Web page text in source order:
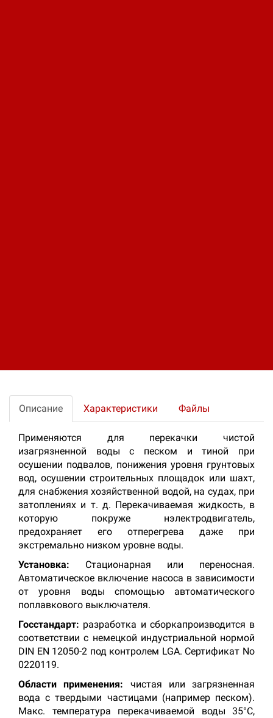
Описание Характеристики Файлы
Применяются для перекачки чистой
изагрязненной воды с песком и тиной при
осушении подвалов, понижения уровня грунтовых
вод, осушении строительных площадок или шахт,
для снабжения хозяйственной водой, на судах, при
затоплениях и т. д. Перекачиваемая жидкость, в
которую покруже нэлектродвигатель,
предохраняет его отперегрева даже при
экстремально низком уровне воды.
Установка: Стационарная или переносная.
Автоматическое включение насоса в зависимости
от уровня воды спомощью автоматического
поплавкового выключателя.
Госстандарт: разработка и сборкапроизводится в
соответствии с немецкой индустриальной нормой
DIN EN 12050-2 под контролем LGA. Сертификат No
0220119.
Области применения: чистая или загрязненная
вода с твердыми частицами (например песком).
Макс. температура перекачиваемой воды 35°С,